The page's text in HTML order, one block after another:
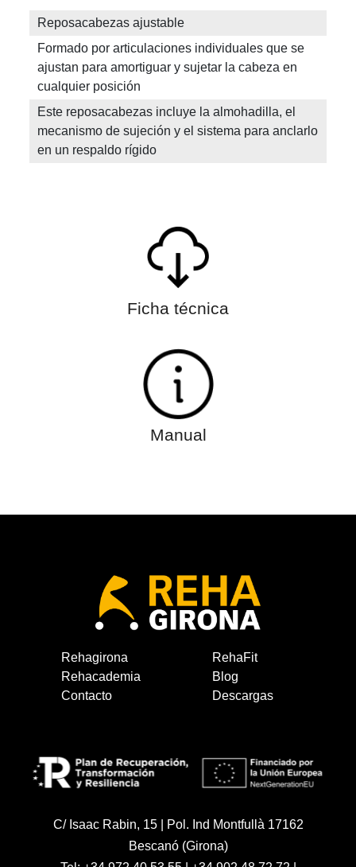
Reposacabezas ajustable
Formado por articulaciones individuales que se
ajustan para amortiguar y sujetar la cabeza en
cualquier posición
Este reposacabezas incluye la almohadilla, el
mecanismo de sujeción y el sistema para anclarlo
en un respaldo rígido
Ficha técnica
Manual
Rehagirona
RehaFit
Rehacademia
Blog
Contacto
Descargas
C/ Isaac Rabin, 15 | Pol. Ind Montfullà 17162
Bescanó (Girona)